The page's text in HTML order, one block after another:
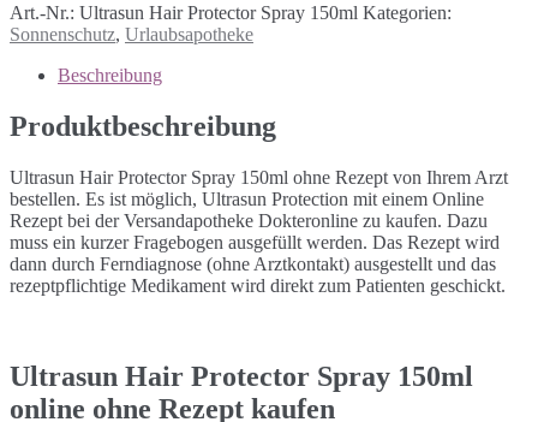
Art.-Nr.: Ultrasun Hair Protector Spray 150ml Kategorien:
Sonnenschutz, Urlaubsapotheke
Beschreibung
Produktbeschreibung
Ultrasun Hair Protector Spray 150ml ohne Rezept von Ihrem Arzt
bestellen. Es ist möglich, Ultrasun Protection mit einem Online
Rezept bei der Versandapotheke Dokteronline zu kaufen. Dazu
muss ein kurzer Fragebogen ausgefüllt werden. Das Rezept wird
dann durch Ferndiagnose (ohne Arztkontakt) ausgestellt und das
rezeptpflichtige Medikament wird direkt zum Patienten geschickt.
Ultrasun Hair Protector Spray 150ml
online ohne Rezept kaufen